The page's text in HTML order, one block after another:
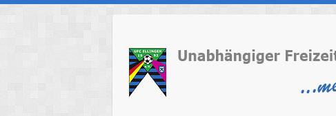
content